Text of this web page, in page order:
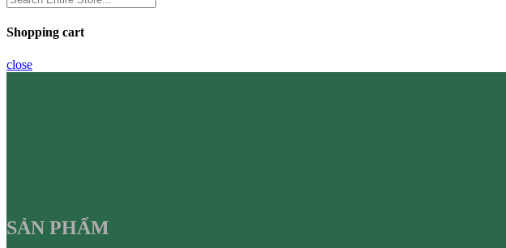
Shopping cart
close
SẢN PHẨM